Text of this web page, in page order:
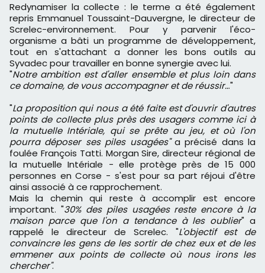
Redynamiser la collecte : le terme a été également
repris Emmanuel Toussaint-Dauvergne, le directeur de
Screlec-environnement. Pour y parvenir l'éco-
organisme a bâti un programme de développement,
tout en s'attachant a donner les bons outils au
Syvadec pour travailler en bonne synergie avec lui.
"Notre ambition est d'aller ensemble et plus loin dans
ce domaine, de vous accompagner et de réussir..."
"La proposition qui nous a été faite est d'ouvrir d'autres
points de collecte plus près des usagers comme ici à
la mutuelle Intériale, qui se prête au jeu, et où l'on
pourra déposer ses piles usagées"a précisé dans la
foulée François Tatti. Morgan Sire, directeur régional de
la mutuelle Intériale - elle protège près de 15 000
personnes en Corse - s'est pour sa part réjoui d'être
ainsi associé à ce rapprochement.
Mais la chemin qui reste à accomplir est encore
important. "30% des piles usagées reste encore à la
maison parce que l'on a tendance à les oublier" a
rappelé le directeur de Screlec. "L'objectif est de
convaincre les gens de les sortir de chez eux et de les
emmener aux points de collecte où nous irons les
chercher".